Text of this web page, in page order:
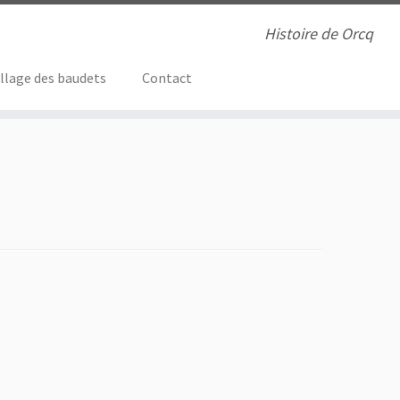
Histoire de Orcq
des baudets Contact